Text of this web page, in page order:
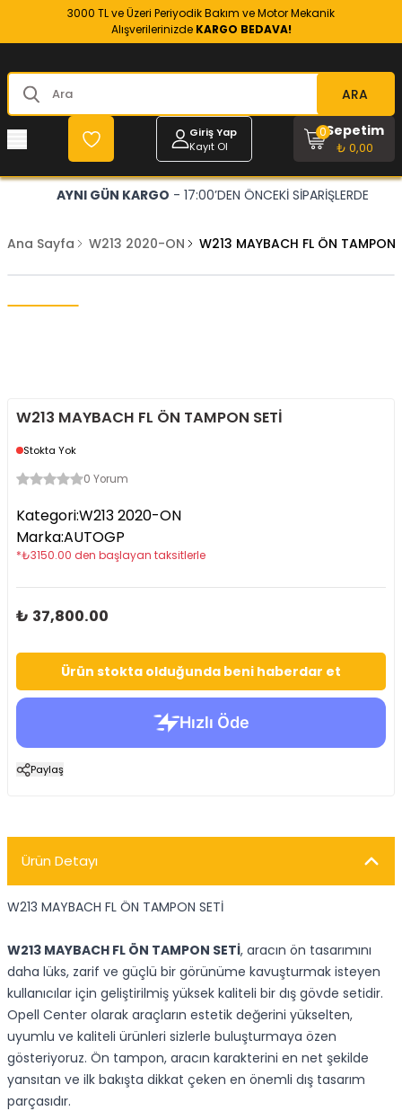
3000 TL ve Üzeri Periyodik Bakım ve Motor Mekanik
Alışverilerinizde KARGO BEDAVA!
ARA
Giriş Yap
Kayıt Ol
Sepetim
₺ 0,00
0
AYNI GÜN KARGO - 17:00’DEN ÖNCEKİ SİPARİŞLERDE
Ana Sayfa W213 2020-ON W213 MAYBACH FL ÖN TAMPON
W213 MAYBACH FL ÖN TAMPON SETİ
Stokta Yok
0 Yorum
Kategori:W213 2020-ON
Marka:AUTOGP
*₺3150.00 den başlayan taksitlerle
₺ 37,800.00
Ürün stokta olduğunda beni haberdar et
Paylaş
Ürün Detayı
W213 MAYBACH FL ÖN TAMPON SETİ
W213 MAYBACH FL ÖN TAMPON SETİ, aracın ön tasarımını
daha lüks, zarif ve güçlü bir görünüme kavuşturmak isteyen
kullanıcılar için geliştirilmiş yüksek kaliteli bir dış gövde setidir.
Opell Center olarak araçların estetik değerini yükselten,
uyumlu ve kaliteli ürünleri sizlerle buluşturmaya özen
gösteriyoruz. Ön tampon, aracın karakterini en net şekilde
yansıtan ve ilk bakışta dikkat çeken en önemli dış tasarım
parçasıdır.